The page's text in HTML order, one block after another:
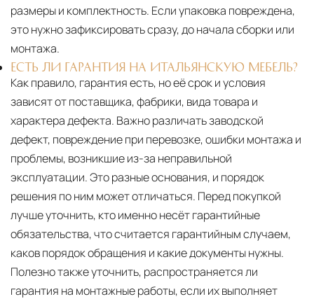
размеры и комплектность. Если упаковка повреждена,
это нужно зафиксировать сразу, до начала сборки или
монтажа.
ЕСТЬ ЛИ ГАРАНТИЯ НА ИТАЛЬЯНСКУЮ МЕБЕЛЬ?
Как правило, гарантия есть, но её срок и условия
зависят от поставщика, фабрики, вида товара и
характера дефекта. Важно различать заводской
дефект, повреждение при перевозке, ошибки монтажа и
проблемы, возникшие из-за неправильной
эксплуатации. Это разные основания, и порядок
решения по ним может отличаться. Перед покупкой
лучше уточнить, кто именно несёт гарантийные
обязательства, что считается гарантийным случаем,
каков порядок обращения и какие документы нужны.
Полезно также уточнить, распространяется ли
гарантия на монтажные работы, если их выполняет